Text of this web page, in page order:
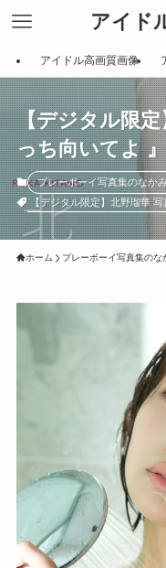
アイド
アイドル高画質画像
【デジタル限定
っち向いてよ 』
プレーボーイ写真集のなか
【デジタル限定】北野瑠華
ホーム プレーボーイ写真集のな